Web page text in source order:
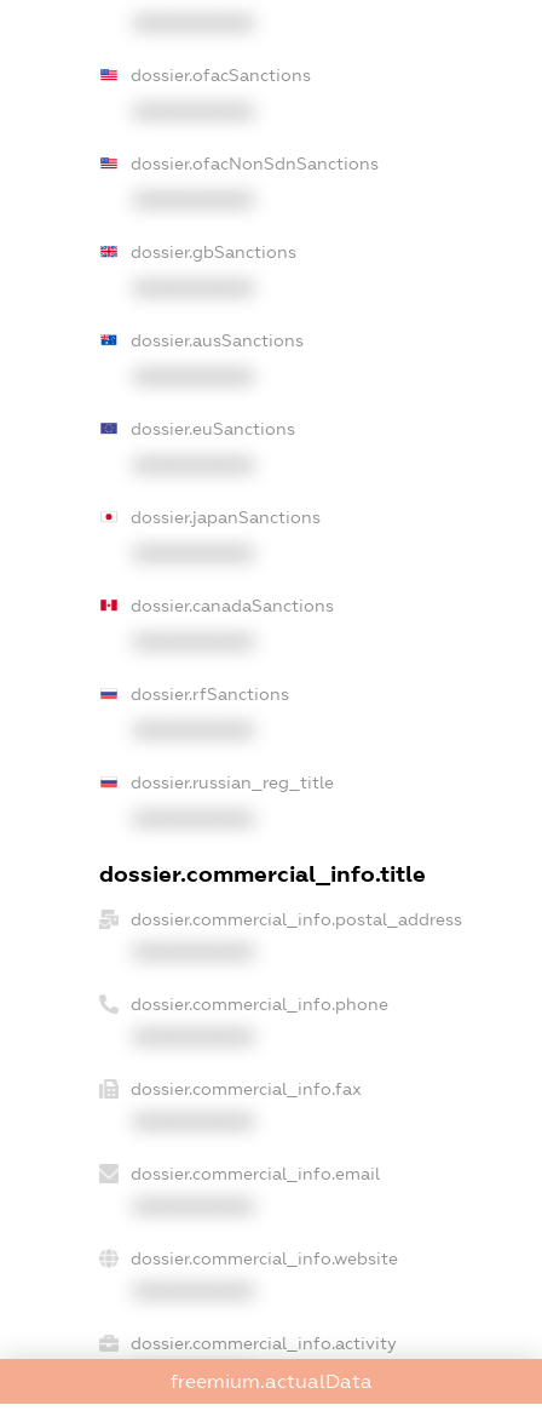
dossier.ofacSanctions
dossier.ofacNonSdnSanctions
dossier.gbSanctions
dossier.ausSanctions
dossier.euSanctions
dossier.japanSanctions
dossier.canadaSanctions
dossier.rfSanctions
dossier.russian_reg_title
dossier.commercial_info.title
dossier.commercial_info.postal_address
dossier.commercial_info.phone
dossier.commercial_info.fax
dossier.commercial_info.email
dossier.commercial_info.website
dossier.commercial_info.activity
XXXXXXXXXX
freemium.actualData